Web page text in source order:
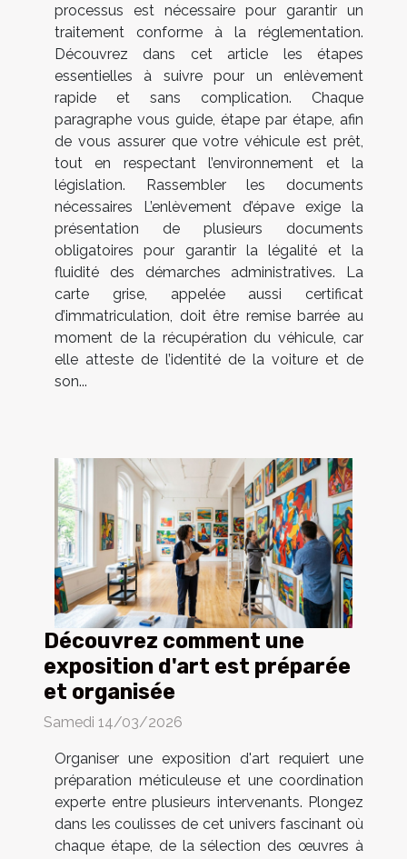
processus est nécessaire pour garantir un
traitement conforme à la réglementation.
Découvrez dans cet article les étapes
essentielles à suivre pour un enlèvement
rapide et sans complication. Chaque
paragraphe vous guide, étape par étape, afin
de vous assurer que votre véhicule est prêt,
tout en respectant l’environnement et la
législation. Rassembler les documents
nécessaires L’enlèvement d’épave exige la
présentation de plusieurs documents
obligatoires pour garantir la légalité et la
fluidité des démarches administratives. La
carte grise, appelée aussi certificat
d’immatriculation, doit être remise barrée au
moment de la récupération du véhicule, car
elle atteste de l’identité de la voiture et de
son...
Découvrez comment une
exposition d'art est préparée
et organisée
Samedi 14/03/2026
Organiser une exposition d'art requiert une
préparation méticuleuse et une coordination
experte entre plusieurs intervenants. Plongez
dans les coulisses de cet univers fascinant où
chaque étape, de la sélection des œuvres à